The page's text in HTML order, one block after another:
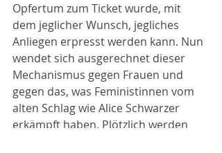
Opfertum zum Ticket wurde, mit
dem jeglicher Wunsch, jegliches
Anliegen erpresst werden kann. Nun
wendet sich ausgerechnet dieser
Mechanismus gegen Frauen und
gegen das, was Feministinnen vom
alten Schlag wie Alice Schwarzer
erkämpft haben. Plötzlich werden